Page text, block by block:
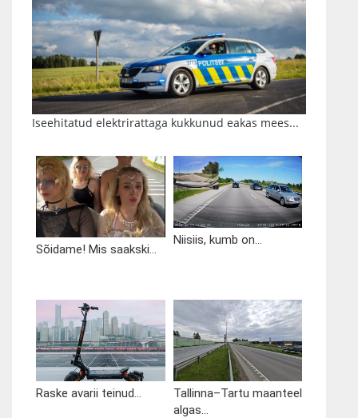
Iseehitatud elektrirattaga kukkunud eakas mees...
Sõidame! Mis saakski...
Niisiis, kumb on...
Raske avarii teinud...
Tallinna–Tartu maanteel
algas...